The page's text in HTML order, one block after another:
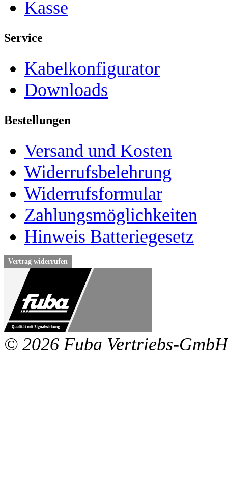
Kasse
Service
Kabelkonfigurator
Downloads
Bestellungen
Versand und Kosten
Widerrufsbelehrung
Widerrufsformular
Zahlungsmöglichkeiten
Hinweis Batteriegesetz
Vertrag widerrufen
© 2026 Fuba Vertriebs-GmbH